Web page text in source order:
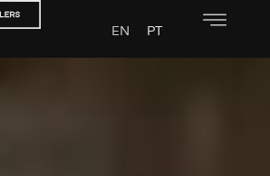
EN PT